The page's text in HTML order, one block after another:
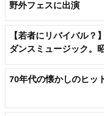
野外フェスに出演
【若者にリバイバル？
ダンスミュージック。
70年代の懐かしのヒッ